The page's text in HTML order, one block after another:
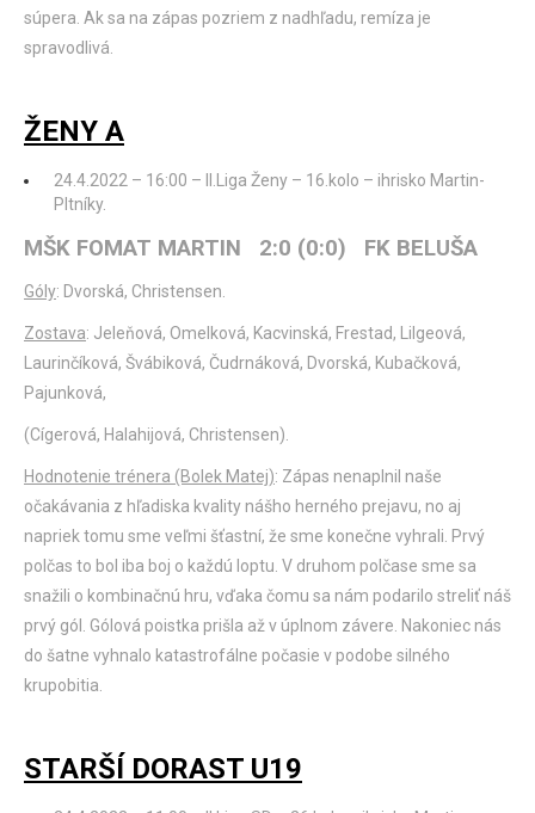
súpera. Ak sa na zápas pozriem z nadhľadu, remíza je
spravodlivá.
ŽENY A
24.4.2022 – 16:00 – II.Liga Ženy – 16.kolo – ihrisko Martin-
Pltníky.
MŠK FOMAT MARTIN 2:0 (0:0) FK BELUŠA
Góly: Dvorská, Christensen.
Zostava: Jeleňová, Omelková, Kacvinská, Frestad, Lilgeová,
Laurinčíková, Švábiková, Čudrnáková, Dvorská, Kubačková,
Pajunková,
(Cígerová, Halahijová, Christensen).
Hodnotenie trénera (Bolek Matej): Zápas nenaplnil naše
očakávania z hľadiska kvality nášho herného prejavu, no aj
napriek tomu sme veľmi šťastní, že sme konečne vyhrali. Prvý
polčas to bol iba boj o každú loptu. V druhom polčase sme sa
snažili o kombinačnú hru, vďaka čomu sa nám podarilo streliť náš
prvý gól. Gólová poistka prišla až v úplnom závere. Nakoniec nás
do šatne vyhnalo katastrofálne počasie v podobe silného
krupobitia.
STARŠÍ DORAST U19